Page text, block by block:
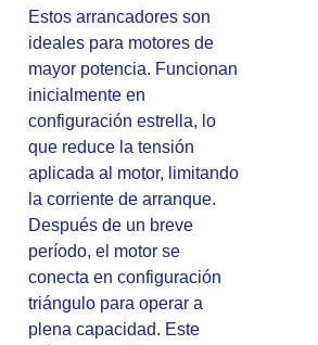
Estos arrancadores son
ideales para motores de
mayor potencia. Funcionan
inicialmente en
configuración estrella, lo
que reduce la tensión
aplicada al motor, limitando
la corriente de arranque.
Después de un breve
período, el motor se
conecta en configuración
triángulo para operar a
plena capacidad. Este